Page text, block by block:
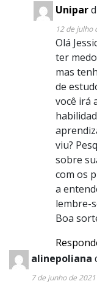
Unipar
12 de julho
Olá
ter
mas
de
você irá
viu?
sobre
com os
a
lembre-
Boa
alinepoliana
7 de junho de